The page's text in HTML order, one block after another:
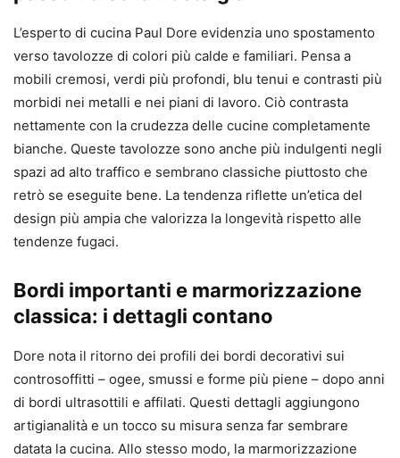
L’esperto di cucina Paul Dore evidenzia uno spostamento
verso tavolozze di colori più calde e familiari. Pensa a
mobili cremosi, verdi più profondi, blu tenui e contrasti più
morbidi nei metalli e nei piani di lavoro. Ciò contrasta
nettamente con la crudezza delle cucine completamente
bianche. Queste tavolozze sono anche più indulgenti negli
spazi ad alto traffico e sembrano classiche piuttosto che
retrò se eseguite bene. La tendenza riflette un’etica del
design più ampia che valorizza la longevità rispetto alle
tendenze fugaci.
Bordi importanti e marmorizzazione
classica: i dettagli contano
Dore nota il ritorno dei profili dei bordi decorativi sui
controsoffitti – ogee, smussi e forme più piene – dopo anni
di bordi ultrasottili e affilati. Questi dettagli aggiungono
artigianalità e un tocco su misura senza far sembrare
datata la cucina. Allo stesso modo, la marmorizzazione